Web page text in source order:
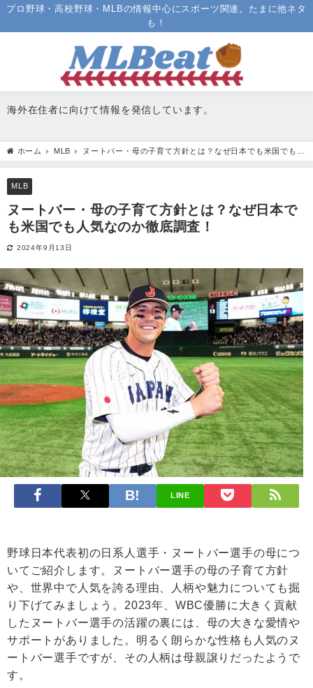
プロ野球・高校野球・MLBの情報中心にスポーツ関連。たまに他ネタ
も！
海外在住者に向けて情報を発信しています。
ホーム MLB
ヌートバー・母の子育て方針とは？なぜ日本でも米国でも人
気なのか徹底調査！
MLB
ヌートバー・母の子育て方針とは？なぜ日本で
も米国でも人気なのか徹底調査！
2024年9月13日
LINE
野球日本代表初の日系人選手・ヌートバー選手の母につ
いてご紹介します。ヌートバー選手の母の子育て方針
や、世界中で人気を誇る理由、人柄や魅力についても掘
り下げてみましょう。2023年、WBC優勝に大きく貢献
したヌートバー選手の活躍の裏には、母の大きな愛情や
サポートがありました。明るく朗らかな性格も人気のヌ
ートバー選手ですが、その人柄は母親譲りだったようで
す。